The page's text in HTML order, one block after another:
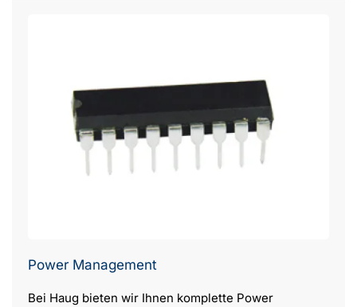
Power Management
Bei Haug bieten wir Ihnen komplette Power